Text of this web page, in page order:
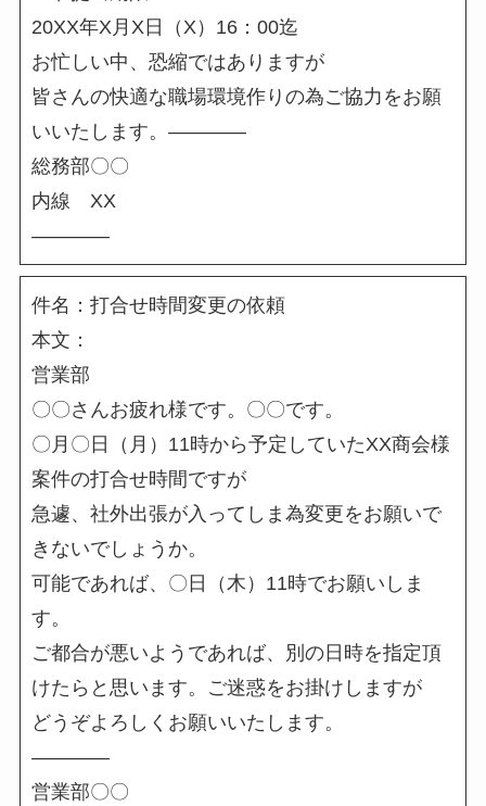
20XX年X月X日（X）16：00迄
お忙しい中、恐縮ではありますが
皆さんの快適な職場環境作りの為ご協力をお願
いいたします。――――
総務部〇〇
内線 XX
――――
件名：打合せ時間変更の依頼
本文：
営業部
〇〇さんお疲れ様です。〇〇です。
〇月〇日（月）11時から予定していたXX商会様
案件の打合せ時間ですが
急遽、社外出張が入ってしま為変更をお願いで
きないでしょうか。
可能であれば、〇日（木）11時でお願いしま
す。
ご都合が悪いようであれば、別の日時を指定頂
けたらと思います。ご迷惑をお掛けしますが
どうぞよろしくお願いいたします。
――――
営業部〇〇